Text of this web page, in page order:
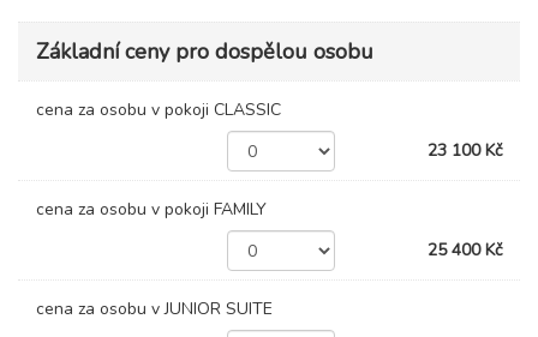
Základní ceny pro dospělou osobu
cena za osobu v pokoji CLASSIC
23 100 Kč
cena za osobu v pokoji FAMILY
25 400 Kč
cena za osobu v JUNIOR SUITE